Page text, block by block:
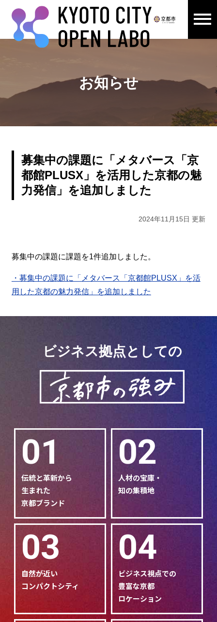
ここから本文です。
お知らせ
募集中の課題に「メタバース「京
都館PLUSX」を活用した京都の魅
力発信」を追加しました
2024年11月15日 更新
募集中の課題に課題を1件追加しました。
・募集中の課題に「メタバース「京都館PLUSX」を活
用した京都の魅力発信」を追加しました
ビジネス拠点としての
01
伝統と革新から
生まれた
京都ブランド
02
人材の宝庫・
知の集積地
03
自然が近い
コンパクトシティ
04
ビジネス視点での
豊富な京都
ロケーション